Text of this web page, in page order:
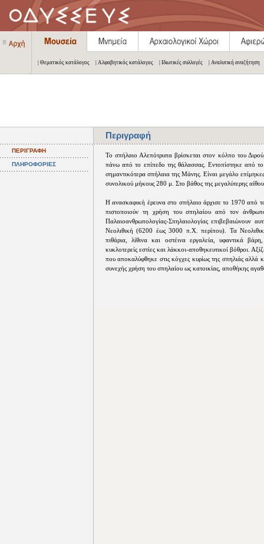
| Θεματικός κατάλογος | Αλφαβητικός κατάλογος | Ιδιωτικές συλλογές | Αναλυτική αναζήτηση
Περιγραφή
ΠΕΡΙΓΡΑΦΗ
ΠΛΗΡΟΦΟΡΙΕΣ
Το σπήλαιο Αλεπότρυπα βρίσκεται στον κόλπο του
πάνω από το επίπεδο της θάλασσας. Εντοπίστηκε από
σημαντικότερα σπήλαια της Μάνης. Είναι μεγάλο
συνολικού μήκους 280 μ. Στο βάθος της μεγαλύτερης
Η ανασκαφική έρευνα στο σπήλαιο άρχισε το 1970 από
πιστοποιούν τη χρήση του σπηλαίου από τον
Παλαιοανθρωπολογίας-Σπηλαιολογίας επιβεβαιώνουν
Νεολιθική (6200 έως 3000 π.Χ. περίπου). Τα
πιθάρια, λίθινα και οστέινα εργαλεία, υφαντικά
κυκλοτερείς εστίες και λάκκοι-αποθηκευτικοί βόθροι.
που αποκαλύφθηκε στις κόγχες κυρίως της σπηλιάς
συνεχής χρήση του σπηλαίου ως κατοικίας, αποθήκης